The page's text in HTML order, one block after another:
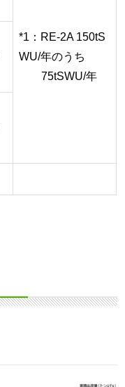
*1：RE-2A 150tS
WU/年のうち
75tSWU/年